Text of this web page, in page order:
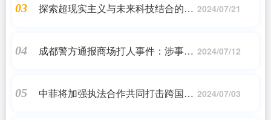
03
探索超现实主义与未来科技结合的科 2024/07/21
04
成都警方通报商场打人事件：涉事者 2024/07/12
05
中菲将加强执法合作共同打击跨国犯 2024/07/03